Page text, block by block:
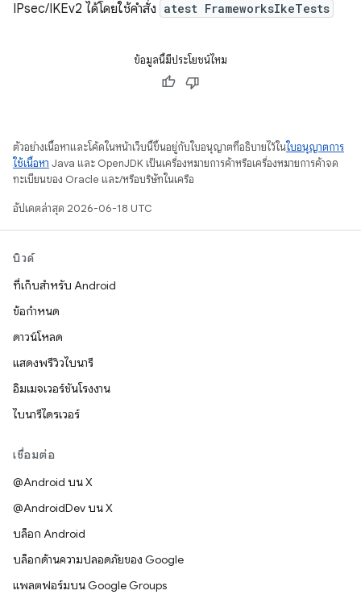
IPsec/IKEv2 ได้โดยใช้คำสั่ง atest FrameworksIkeTests
ข้อมูลนี้มีประโยชน์ไหม
ตัวอย่างเนื้อหาและโค้ดในหน้าเว็บนี้ขึ้นอยู่กับใบอนุญาตที่อธิบายไว้ในใบอนุญาตการ
ใช้เนื้อหา Java และ OpenJDK เป็นเครื่องหมายการค้าหรือเครื่องหมายการค้าจด
ทะเบียนของ Oracle และ/หรือบริษัทในเครือ
อัปเดตล่าสุด 2026-06-18 UTC
บิวด์
ที่เก็บสำหรับ Android
ข้อกำหนด
ดาวน์โหลด
แสดงพรีวิวไบนารี
อิมเมจเวอร์ชันโรงงาน
ไบนารีไดรเวอร์
เชื่อมต่อ
@Android บน X
@AndroidDev บน X
บล็อก Android
บล็อกด้านความปลอดภัยของ Google
แพลตฟอร์มบน Google Groups